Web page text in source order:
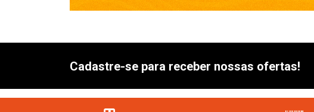
Cadastre-se para receber nossas ofertas!